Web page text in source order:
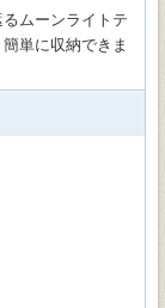
ムーンライトテ
単に収納できま